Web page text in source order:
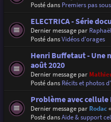
Posté dans Premiers pas
ELECTRICA - Série
Dernier message par
Posté dansVidéos d'orages
Henri Buffetaut - Une
août 2020
Dernier message par
Posté dans Récits et photos
Problème avec cellule
Dernier message par Rodac«
Posté dansAide & support